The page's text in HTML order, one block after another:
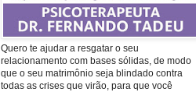
Quero te ajudar a resgatar o seu
relacionamento com bases sólidas, de modo
que o seu matrimônio seja blindado contra
todas as crises que virão, para que você